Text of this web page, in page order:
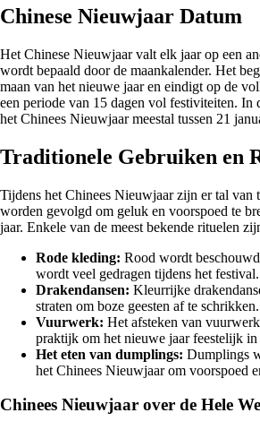
Chinese Nieuwjaar Datum
Het Chinese Nieuwjaar valt elk jaar op een
wordt bepaald door de maankalender. Het
maan van het nieuwe jaar en eindigt op de
een periode van 15 dagen vol festiviteiten. In
het Chinees Nieuwjaar meestal tussen 21
Traditionele Gebruiken en
Tijdens het Chinees Nieuwjaar zijn er tal van
worden gevolgd om geluk en voorspoed te
jaar. Enkele van de meest bekende rituelen
Rode kleding: Rood wordt
wordt veel gedragen tijdens het festival.
Drakendansen: Kleurrijke
straten om boze geesten af te schrikken.
Vuurwerk: Het afsteken van
praktijk om het nieuwe jaar feestelijk in
Het eten van dumplings: Dumplings
het Chinees Nieuwjaar om voorspoed
Chinees Nieuwjaar over de Hele